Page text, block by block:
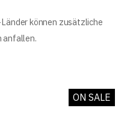
können zusätzliche
anfallen.
ON SALE